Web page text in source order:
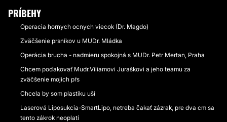
PRÍBEHY
Operacia hornych ocnych viecok (Dr. Magdo)
Zväčšenie prsníkov u MUDr. Mládka
Operácia brucha - nadmieru spokojná s MUDr. Petr Mertan, Praha
Chcem poďakovať Mudr.Viliamovi Juraškovi a jeho teamu za
zväčšenie mojich pŕs
Chcela by som plastiku uší
Laserová Liposukcia-SmartLipo, netreba čakať zázrak, pre dva cm sa
tento zákrok neoplatí